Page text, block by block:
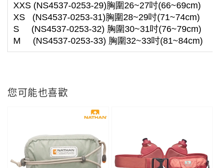
XXS (NS4537-0253-29)胸圍26~27吋(66~69cm)
XS (NS4537-0253-31)胸圍28~29吋(71~74cm)
S (NS4537-0253-32) 胸圍30~31吋(76~79cm)
M (NS4537-0253-33) 胸圍32~33吋(81~84cm)
您可能也喜歡